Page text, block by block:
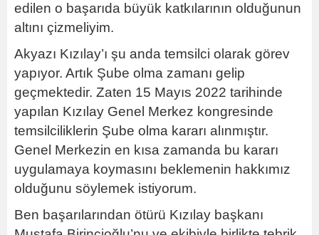
edilen o başarıda büyük katkılarının olduğunun
altını çizmeliyim.
Akyazı Kızılay’ı şu anda temsilci olarak görev
yapıyor. Artık Şube olma zamanı gelip
geçmektedir. Zaten 15 Mayıs 2022 tarihinde
yapılan Kızılay Genel Merkez kongresinde
temsilciliklerin Şube olma kararı alınmıştır.
Genel Merkezin en kısa zamanda bu kararı
uygulamaya koymasını beklemenin hakkımız
olduğunu söylemek istiyorum.
Ben başarılarından ötürü Kızılay başkanı